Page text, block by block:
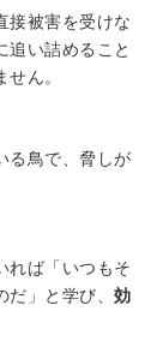
接被害を受けな
追い詰めること
ん。
る鳥で、脅しが
れば「いつもそ
だ」と学び、効